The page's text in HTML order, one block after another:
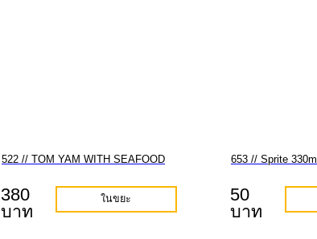
522 // TOM YAM WITH SEAFOOD
380
บาท
ในขยะ
653 // Sprite 330ml
50
บาท